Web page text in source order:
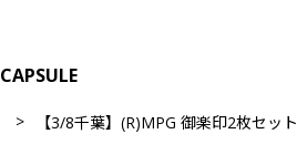
CAPSULE
【3/8千葉】(R)MPG 御楽印2枚セット